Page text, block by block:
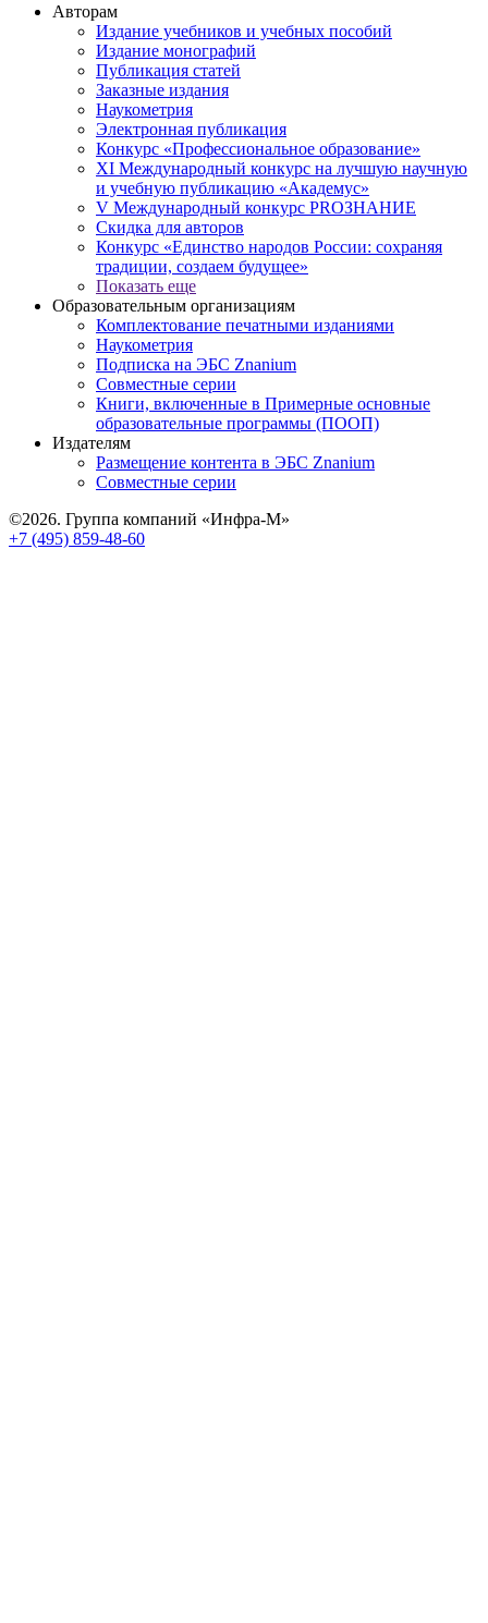
Авторам
Издание учебников и учебных пособий
Издание монографий
Публикация статей
Заказные издания
Наукометрия
Электронная публикация
Конкурс «Профессиональное образование»
XI Международный конкурс на лучшую научную
и учебную публикацию «Академус»
V Международный конкурс PROЗНАНИЕ
Скидка для авторов
Конкурс «Единство народов России: сохраняя
традиции, создаем будущее»
Показать еще
Образовательным организациям
Комплектование печатными изданиями
Наукометрия
Подписка на ЭБС Znanium
Совместные серии
Книги, включенные в Примерные основные
образовательные программы (ПООП)
Издателям
Размещение контента в ЭБС Znanium
Совместные серии
©2026. Группа компаний «Инфра-М»
+7 (495) 859-48-60